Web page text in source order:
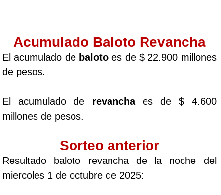
Acumulado Baloto Revancha
El acumulado de balotoes de $ 22.900 millones
de pesos.
El acumulado de revanchaes de $ 4.600
millones de pesos.
Sorteo anterior
Resultado baloto revancha de la noche del
miercoles 1 de octubre de 2025: